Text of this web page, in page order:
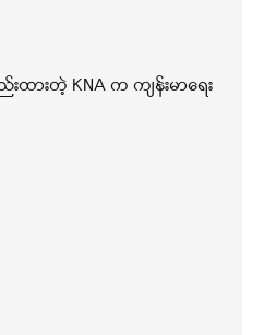
းထားတဲ့ KNA က ကျန်းမာရေး